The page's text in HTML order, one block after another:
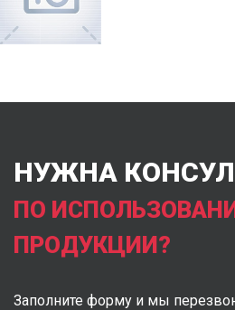
НУЖНА
ПО
ПРОДУКЦИИ?
Заполните форму и мы